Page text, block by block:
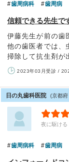
歯周病科 歯周病
信頼できる先生で
伊藤先生が前の歯
他の歯医者では、
掃除して抗生剤
2023年03月受診 /
日の丸歯科医院 (京都府
夜に駆ける
歯周病科 歯周病